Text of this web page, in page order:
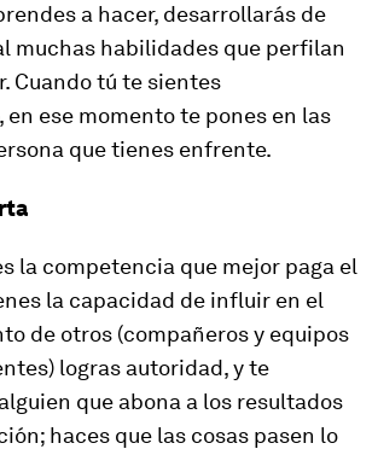
a hacer, desarrollarás de
muchas habilidades que perfilan
Cuando tú te sientes
ese momento te pones en las
que tienes enfrente.
la competencia que mejor paga el
la capacidad de influir en el
de otros (compañeros y equipos
logras autoridad, y te
que abona a los resultados
haces que las cosas pasen lo